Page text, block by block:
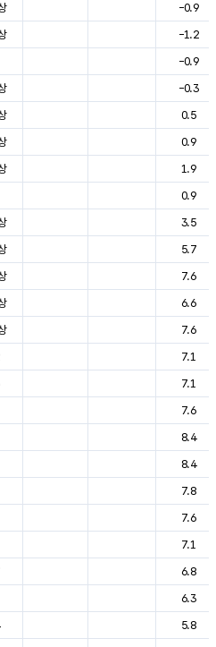
-0.9
-1.2
-0.9
-0.3
0.5
0.9
1.9
0.9
3.5
5.7
7.6
6.6
7.6
7.1
7.1
7.6
8.4
8.4
7.8
7.6
7.1
6.8
6.3
5.8